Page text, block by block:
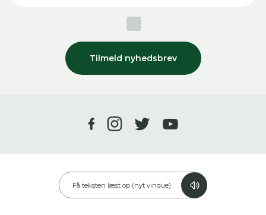
Tilmeld nyhedsbrev
Få teksten læst op (nyt vindue)